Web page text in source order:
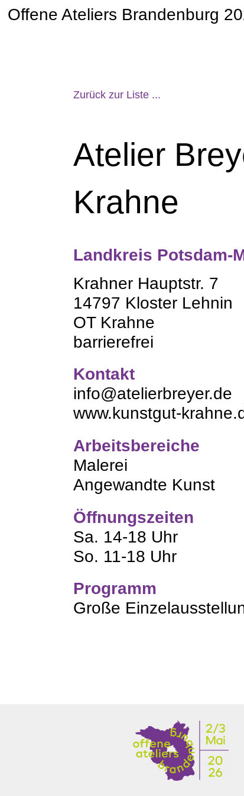
Offene Ateliers Brandenburg
Zurück zur Liste ...
Atelier
Krahne
Landkreis Potsdam-
Krahner Hauptstr. 7
14797 Kloster Lehnin
OT Krahne
barrierefrei
Kontakt
info@atelierbreyer.de
www.kunstgut-
Arbeitsbereiche
Malerei
Angewandte Kunst
Öffnungszeiten
Sa. 14-18 Uhr
So. 11-18 Uhr
Programm
Große